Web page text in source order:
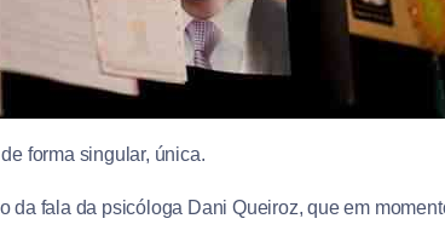
forma singular, única.
da fala da psicóloga Dani Queiroz, que em